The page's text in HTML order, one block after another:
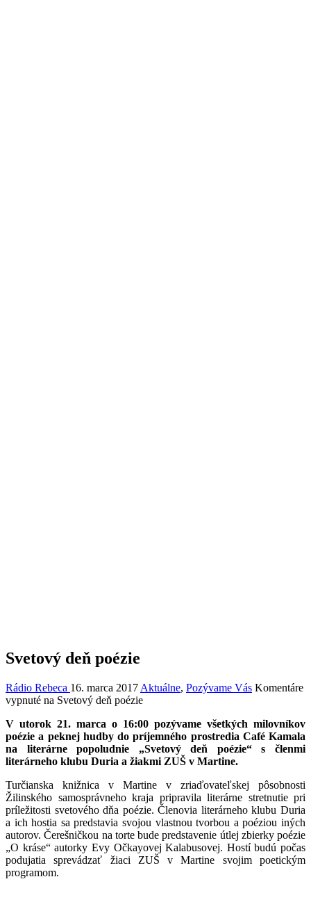
Svetový deň poézie
Rádio Rebeca 16. marca 2017 Aktuálne, Pozývame Vás Komentáre
vypnuté na Svetový deň poézie
V utorok 21. marca o 16:00 pozývame všetkých milovníkov
poézie a peknej hudby do príjemného prostredia Café Kamala
na literárne popoludnie „Svetový deň poézie“ s členmi
literárneho klubu Duria a žiakmi ZUŠ v Martine.
Turčianska knižnica v Martine v zriaďovateľskej pôsobnosti
Žilinského samosprávneho kraja pripravila literárne stretnutie pri
príležitosti svetového dňa poézie. Členovia literárneho klubu Duria
a ich hostia sa predstavia svojou vlastnou tvorbou a poéziou iných
autorov. Čerešničkou na torte bude predstavenie útlej zbierky poézie
„O kráse“ autorky Evy Očkayovej Kalabusovej. Hostí budú počas
podujatia sprevádzať žiaci ZUŠ v Martine svojim poetickým
programom.